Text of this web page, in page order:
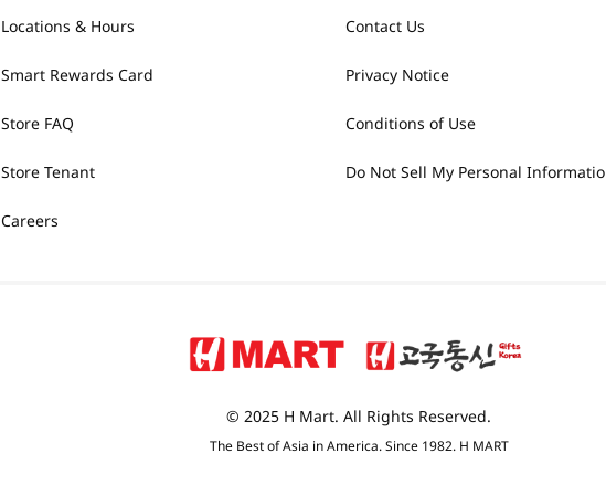
Locations & Hours
Smart Rewards Card
Store FAQ
Store Tenant
Careers
Contact Us
Privacy Notice
Conditions of Use
Do Not Sell My Personal
© 2025 H Mart. All Rights Reserved.
The Best of Asia in America. Since 1982. H MART